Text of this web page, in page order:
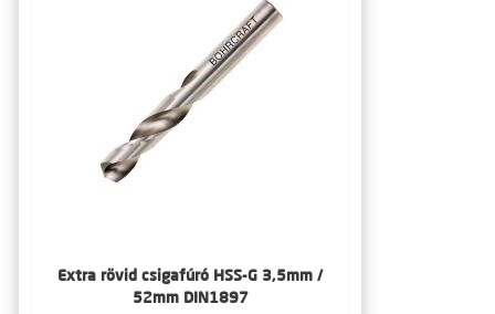
Extra rövid csigafúró HSS-G 3,5mm /
52mm DIN1897